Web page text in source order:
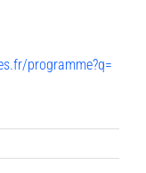
programme?q=